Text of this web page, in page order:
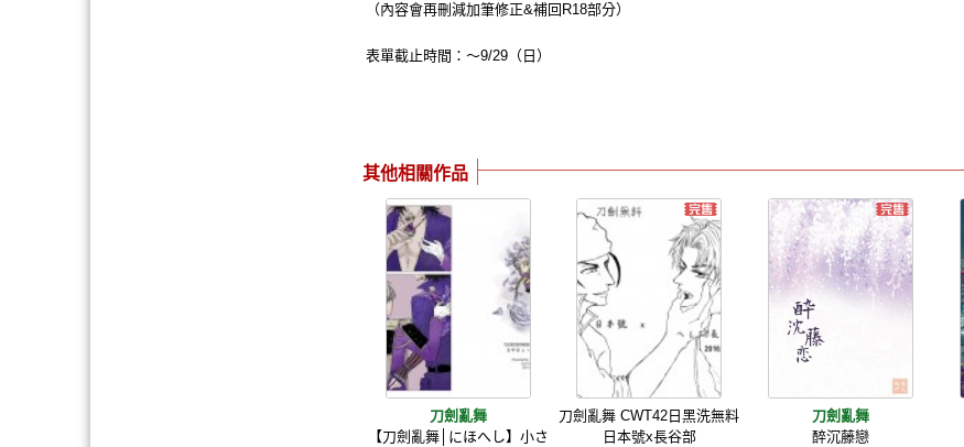
（內容會再刪減加筆修正&補回R18部分）
表單截止時間：～9/29（日）
其他相關作品
刀劍亂舞
【刀劍亂舞│にほへし】小さ
刀劍亂舞 CWT42日黑洗無料
日本號x長谷部
刀劍亂舞
醉沉藤戀